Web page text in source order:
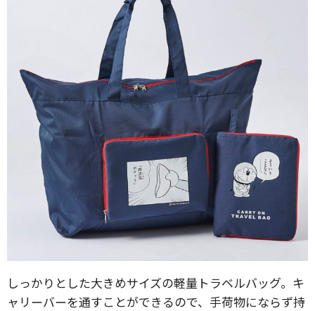
しっかりとした大きめサイズの軽量トラベルバッグ。キ
ャリーバーを通すことができるので、手荷物にならず持